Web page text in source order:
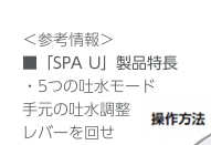
＜参考情報＞
■「SPA U」製品特長
・5つの吐水モード
手元の吐水調整
レバーを回せ